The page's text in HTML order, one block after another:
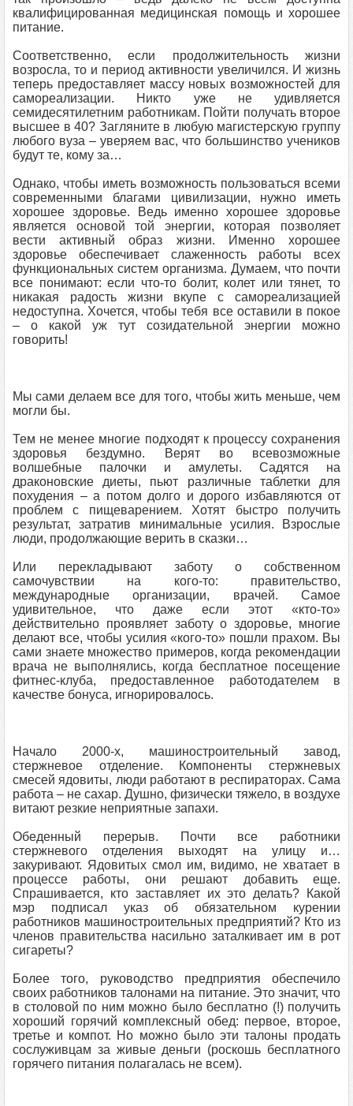
квалифицированная медицинская помощь и хорошее
питание.
Соответственно, если продолжительность жизни
возросла, то и период активности увеличился. И жизнь
теперь предоставляет массу новых возможностей для
самореализации. Никто уже не удивляется
семидесятилетним работникам. Пойти получать второе
высшее в 40? Загляните в любую магистерскую группу
любого вуза – уверяем вас, что большинство учеников
будут те, кому за…
Однако, чтобы иметь возможность пользоваться всеми
современными благами цивилизации, нужно иметь
хорошее здоровье. Ведь именно хорошее здоровье
является основой той энергии, которая позволяет
вести активный образ жизни. Именно хорошее
здоровье обеспечивает слаженность работы всех
функциональных систем организма. Думаем, что почти
все понимают: если что-то болит, колет или тянет, то
никакая радость жизни вкупе с самореализацией
недоступна. Хочется, чтобы тебя все оставили в покое
– о какой уж тут созидательной энергии можно
говорить!
Мы сами делаем все для того, чтобы жить меньше, чем
могли бы.
Тем не менее многие подходят к процессу сохранения
здоровья бездумно. Верят во всевозможные
волшебные палочки и амулеты. Садятся на
драконовские диеты, пьют различные таблетки для
похудения – а потом долго и дорого избавляются от
проблем с пищеварением. Хотят быстро получить
результат, затратив минимальные усилия. Взрослые
люди, продолжающие верить в сказки…
Или перекладывают заботу о собственном
самочувствии на кого-то: правительство,
международные организации, врачей. Самое
удивительное, что даже если этот «кто-то»
действительно проявляет заботу о здоровье, многие
делают все, чтобы усилия «кого-то» пошли прахом. Вы
сами знаете множество примеров, когда рекомендации
врача не выполнялись, когда бесплатное посещение
фитнес-клуба, предоставленное работодателем в
качестве бонуса, игнорировалось.
Начало 2000-х, машиностроительный завод,
стержневое отделение. Компоненты стержневых
смесей ядовиты, люди работают в респираторах. Сама
работа – не сахар. Душно, физически тяжело, в воздухе
витают резкие неприятные запахи.
Обеденный перерыв. Почти все работники
стержневого отделения выходят на улицу и…
закуривают. Ядовитых смол им, видимо, не хватает в
процессе работы, они решают добавить еще.
Спрашивается, кто заставляет их это делать? Какой
мэр подписал указ об обязательном курении
работников машиностроительных предприятий? Кто из
членов правительства насильно заталкивает им в рот
сигареты?
Более того, руководство предприятия обеспечило
своих работников талонами на питание. Это значит, что
в столовой по ним можно было бесплатно (!) получить
хороший горячий комплексный обед: первое, второе,
третье и компот. Но можно было эти талоны продать
сослуживцам за живые деньги (роскошь бесплатного
горячего питания полагалась не всем).